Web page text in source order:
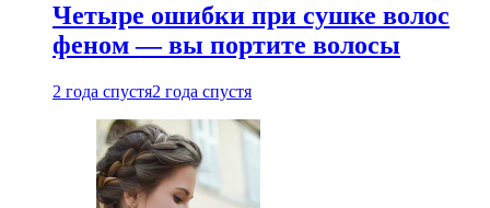
Четыре ошибки при сушке волос
феном — вы портите волосы
2 года спустя2 года спустя